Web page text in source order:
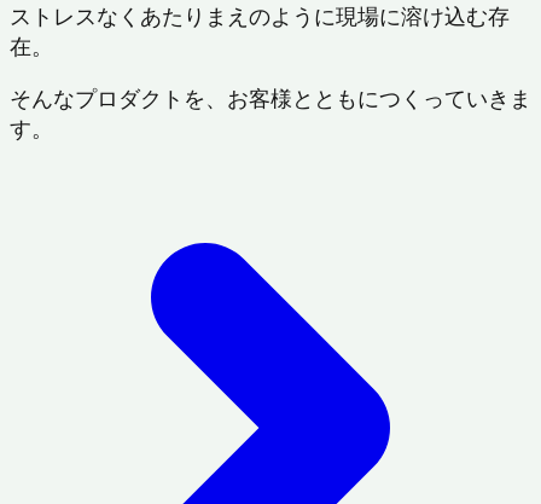
ストレスなくあたりまえのように現場に溶け込む存
在。
そんなプロダクトを、お客様とともにつくっていきま
す。